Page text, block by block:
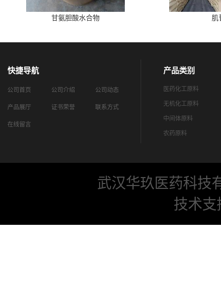
甘氨胆酸水合物 肌
快捷导航
公司首页 公司介绍 公司动态
产品展厅 证书荣誉 联系方式
在线留言
产品类别
医药化工原料
无机化工原料
中间体原料
农药原料
武汉华玖医药科技
技术